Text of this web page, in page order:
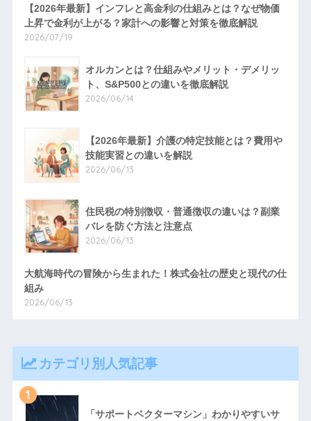
【2026年最新】インフレと高金利の仕組みとは？なぜ物価
上昇で金利が上がる？家計への影響と対策を徹底解説
2026/07/19
オルカンとは？仕組みやメリット・デメリッ
ト、S&P500との違いを徹底解説
2026/06/14
【2026年最新】介護の特定技能とは？費用や
技能実習との違いを解説
2026/06/13
住民税の特別徴収・普通徴収の違いは？副業
バレを防ぐ方法と注意点
2026/06/13
大航海時代の冒険から生まれた！株式会社の歴史と現代の仕
組み
2026/06/13
カテゴリ別人気記事
1
「サポートベクターマシン」わかりやすいサ